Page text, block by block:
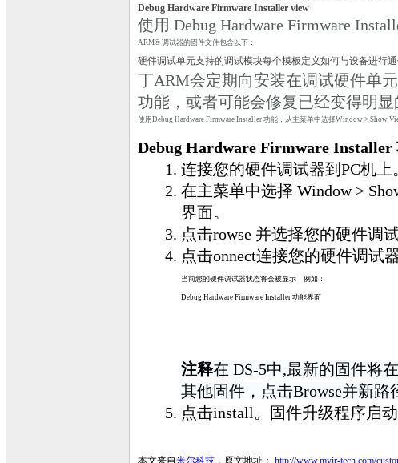
Debug Hardware Firmware Installer view
使用 Debug Hardware Firmware
ARM® 调试器的固件文件包含以下：
硬件调试单元支持的调试模块每个模板定义如何与设备进行
丁ARM会定期向安装在调试硬件单
功能，或者可能会修复已经变得明显
使用Debug Hardware Firmware Installer 功能，从主菜单中选择Window > Show
Debug Hardware Firmware
连接您的硬件调试器到PC机上
在主菜单中选择 Window >
界面。
点击rowse 并选择您的硬件调
点击onnect连接您的硬件调试
当前您的硬件调试器状态将会被显示，例如：
Debug Hardware Firmware Installer 功能界面
注释在 DS-5中,最新的固件将
其他固件，点击Browse并新路
点击install。固件升级程序启
本文来自米尔科技 ，原文地址： http://www.myir-tech.com/